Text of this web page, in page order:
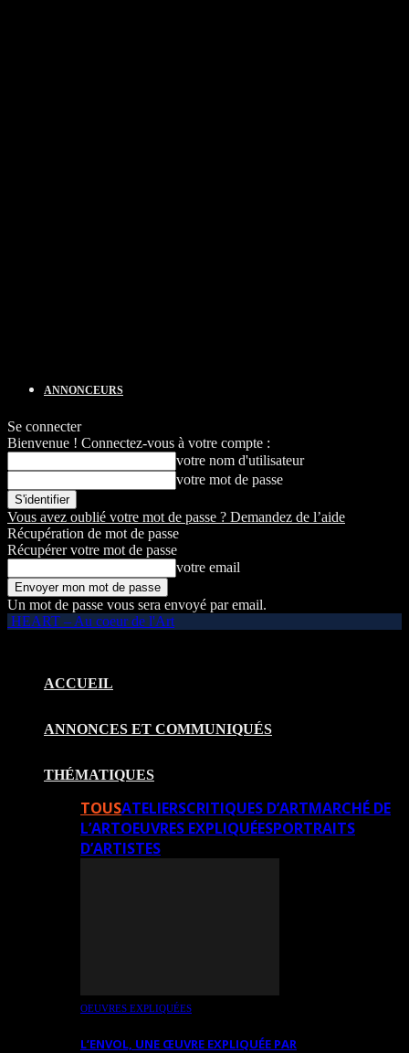
ANNONCEURS
Se connecter
Bienvenue ! Connectez-vous à votre compte :
votre nom d'utilisateur
votre mot de passe
Vous avez oublié votre mot de passe ? Demandez de l’aide
Récupération de mot de passe
Récupérer votre mot de passe
votre email
Un mot de passe vous sera envoyé par email.
HEART – Au coeur de l'Art
ACCUEIL
ANNONCES ET COMMUNIQUÉS
THÉMATIQUES
TOUSATELIERSCRITIQUES D’ARTMARCHÉ DE
L’ARTOEUVRES EXPLIQUÉESPORTRAITS
D’ARTISTES
OEUVRES EXPLIQUÉES
L’ENVOL, UNE ŒUVRE EXPLIQUÉE PAR